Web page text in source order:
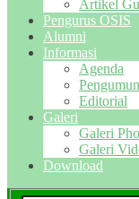
Artikel
Pengurus OSIS
Alumni
Informasi
Agenda
Editorial
Galeri
Galeri
Galeri
Download